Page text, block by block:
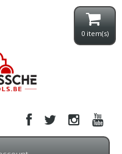
0 item(s)